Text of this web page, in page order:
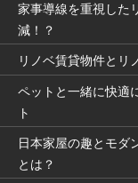
家事導線を重視した
減！？
リノベ賃貸物件とリ
ペットと一緒に快適
ト
日本家屋の趣とモダ
とは？